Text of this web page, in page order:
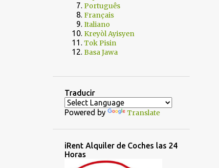
Português
Français
Italiano
Kreyòl Ayisyen
Tok Pisin
Basa Jawa
Traducir
Powered by Translate
iRent Alquiler de Coches las 24
Horas